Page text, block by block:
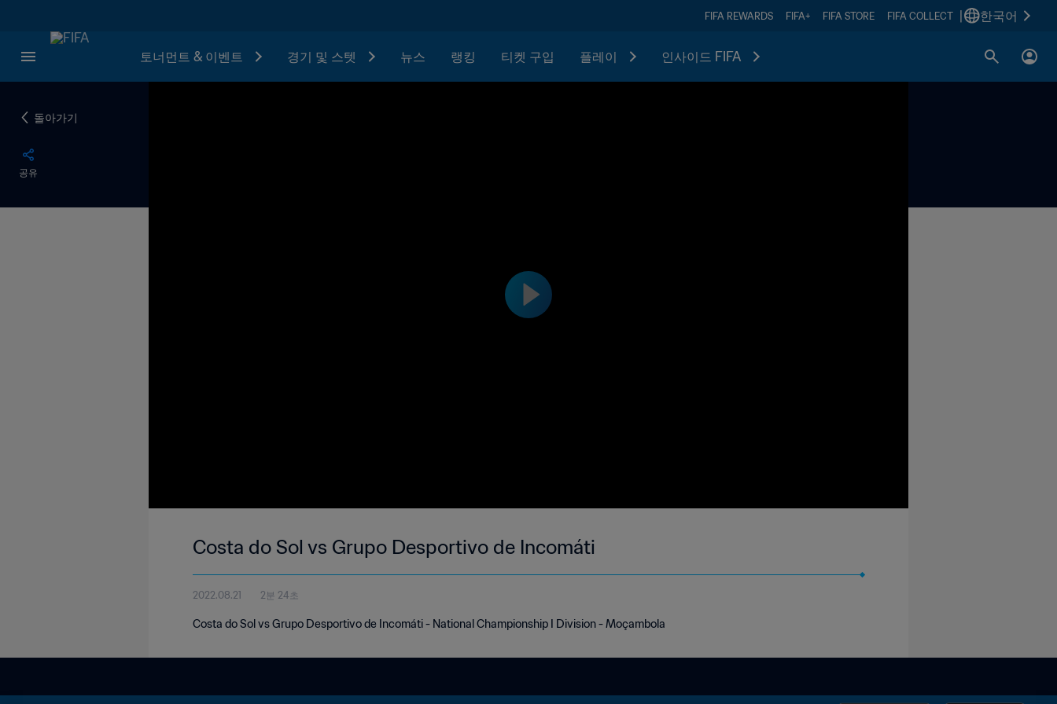
FIFA REWARDS FIFA+ FIFA STORE FIFA COLLECT 한국어
토너먼트 & 이벤트 경기 및 스텟 뉴스 랭킹 티켓 구입 플레이 인사이드 FIFA
돌아가기
공유
Costa do Sol vs Grupo Desportivo de Incomáti
2022.08.21 2분 24초
Costa do Sol vs Grupo Desportivo de Incomáti - National Championship I Division - Moçambola